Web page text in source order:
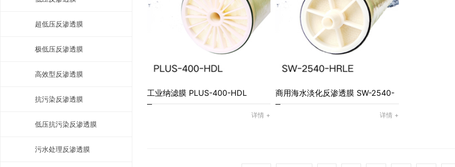
超低压反渗透膜
极低压反渗透膜
高效型反渗透膜
抗污染反渗透膜
低压抗污染反渗透膜
污水处理反渗透膜
工业纳滤膜 PLUS-400-HDL
详情 +
商用海水淡化反渗透膜 SW-2540-
详情 +